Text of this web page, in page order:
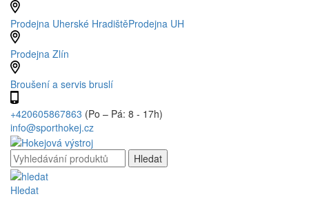
Prodejna Uherské HradištěProdejna UH
Prodejna Zlín
Broušení a servis bruslí
+420605867863 (Po – Pá: 8 - 17h)
info@sporthokej.cz
Hledat